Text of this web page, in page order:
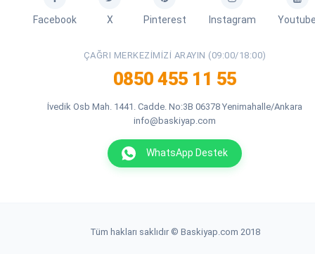
Facebook X Pinterest Instagram
ÇAĞRI MERKEZIMIZI ARAYIN (09:00/18:00)
0850 455 11 55
İvedik Osb Mah. 1441. Cadde. No:3B 06378 Yenimahalle/Ankara
info@baskiyap.com
WhatsApp Destek
Tüm hakları saklıdır © Baskiyap.com 2018